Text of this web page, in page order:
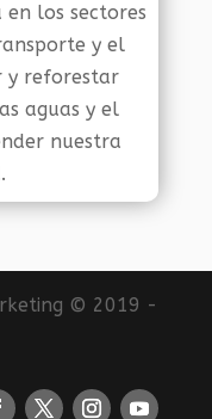
en los sectores
y el
y reforestar
aguas y el
nuestra
© 2019 -